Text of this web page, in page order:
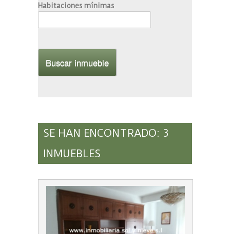
Habitaciones mínimas
SE HAN ENCONTRADO: 3
INMUEBLES